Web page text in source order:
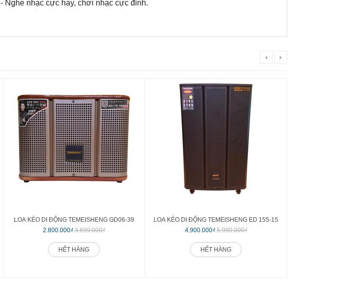
- Nghe nhạc cực hay, chơi nhạc cực đỉnh.
LOA KÉO DI ĐỘNG TEMEISHENG GD06-39
2.800.000₫ 3.699.000₫
HẾT HÀNG
LOA KÉO DI ĐỘNG TEMEISHENG ED 155-15
4.900.000₫ 5.990.000₫
HẾT HÀNG